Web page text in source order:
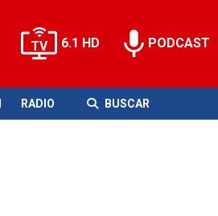
6.1 HD PODCAST
RADIO BUSCAR